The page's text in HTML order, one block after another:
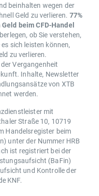
beinhalten wegen der
Geld zu verlieren. 77%
beim CFD-Handel
ob Sie verstehen,
sich leisten können,
zu verlieren.
Vergangenheit
Inhalte, Newsletter
von XTB
werden.
mit
Straße 10, 10719
Handelsregister beim
unter der Nummer HRB
ist registriert bei der
(BaFin)
und Kontrolle der
KNF.